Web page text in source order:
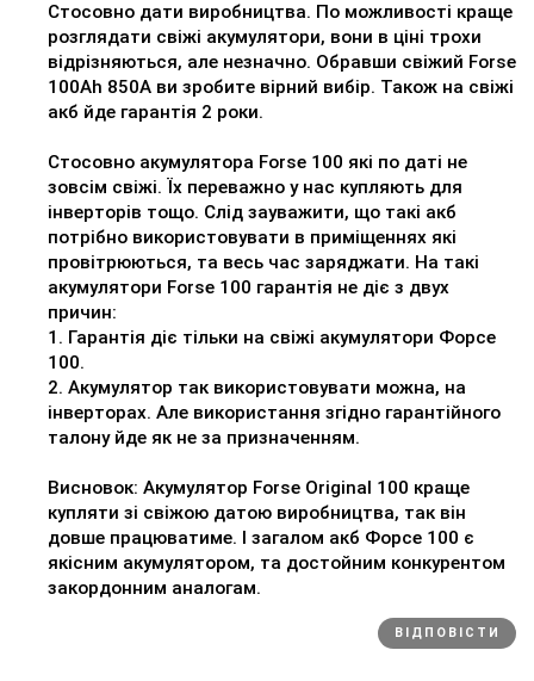
Стосовно дати виробництва. По можливості краще
розглядати свіжі акумулятори, вони в ціні трохи
відрізняються, але незначно. Обравши свіжий Forse
100Ah 850A ви зробите вірний вибір. Також на свіжі
акб йде гарантія 2 роки.
Стосовно акумулятора Forse 100 які по даті не
зовсім свіжі. Їх переважно у нас купляють для
інверторів тощо. Слід зауважити, що такі акб
потрібно використовувати в приміщеннях які
провітрюються, та весь час заряджати. На такі
акумулятори Forse 100 гарантія не діє з двух
причин:
1. Гарантія діє тільки на свіжі акумулятори Форсе
100.
2. Акумулятор так використовувати можна, на
інверторах. Але використання згідно гарантійного
талону йде як не за призначенням.
Висновок: Акумулятор Forse Original 100 краще
купляти зі свіжою датою виробництва, так він
довше працюватиме. І загалом акб Форсе 100 є
якісним акумулятором, та достойним конкурентом
закордонним аналогам.
ВІДПОВІСТИ